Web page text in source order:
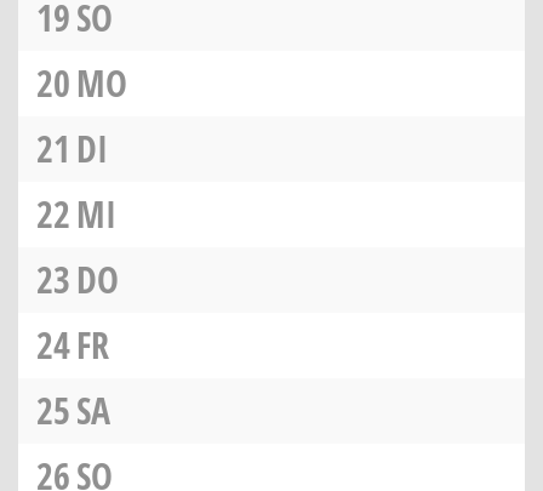
19SO
20MO
21 DI
22MI
23DO
24FR
25SA
26SO